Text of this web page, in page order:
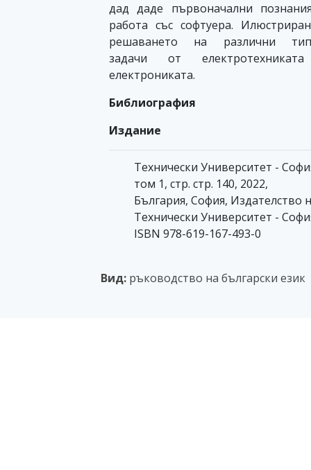
дад даде първоначални
работа със софтуера.
решаването на различни
задачи от
електрониката.
Библиография
Издание
Технически Университет -
том 1, стр. стр. 140, 2022,
България, София, Издателство
Технически Университет -
ISBN 978-619-167-493-0
Вид: ръководство на български език